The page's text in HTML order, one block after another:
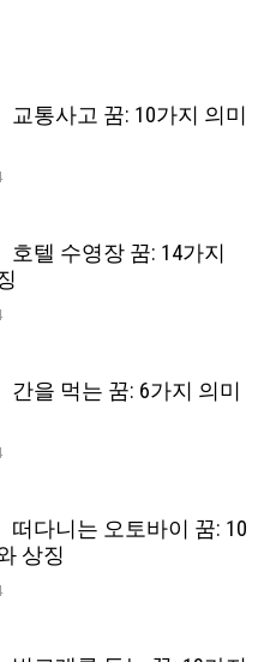
교통사고 꿈: 10가지 의미
호텔 수영장 꿈: 14가지
간을 먹는 꿈: 6가지 의미
떠다니는 오토바이 꿈: 10
상징